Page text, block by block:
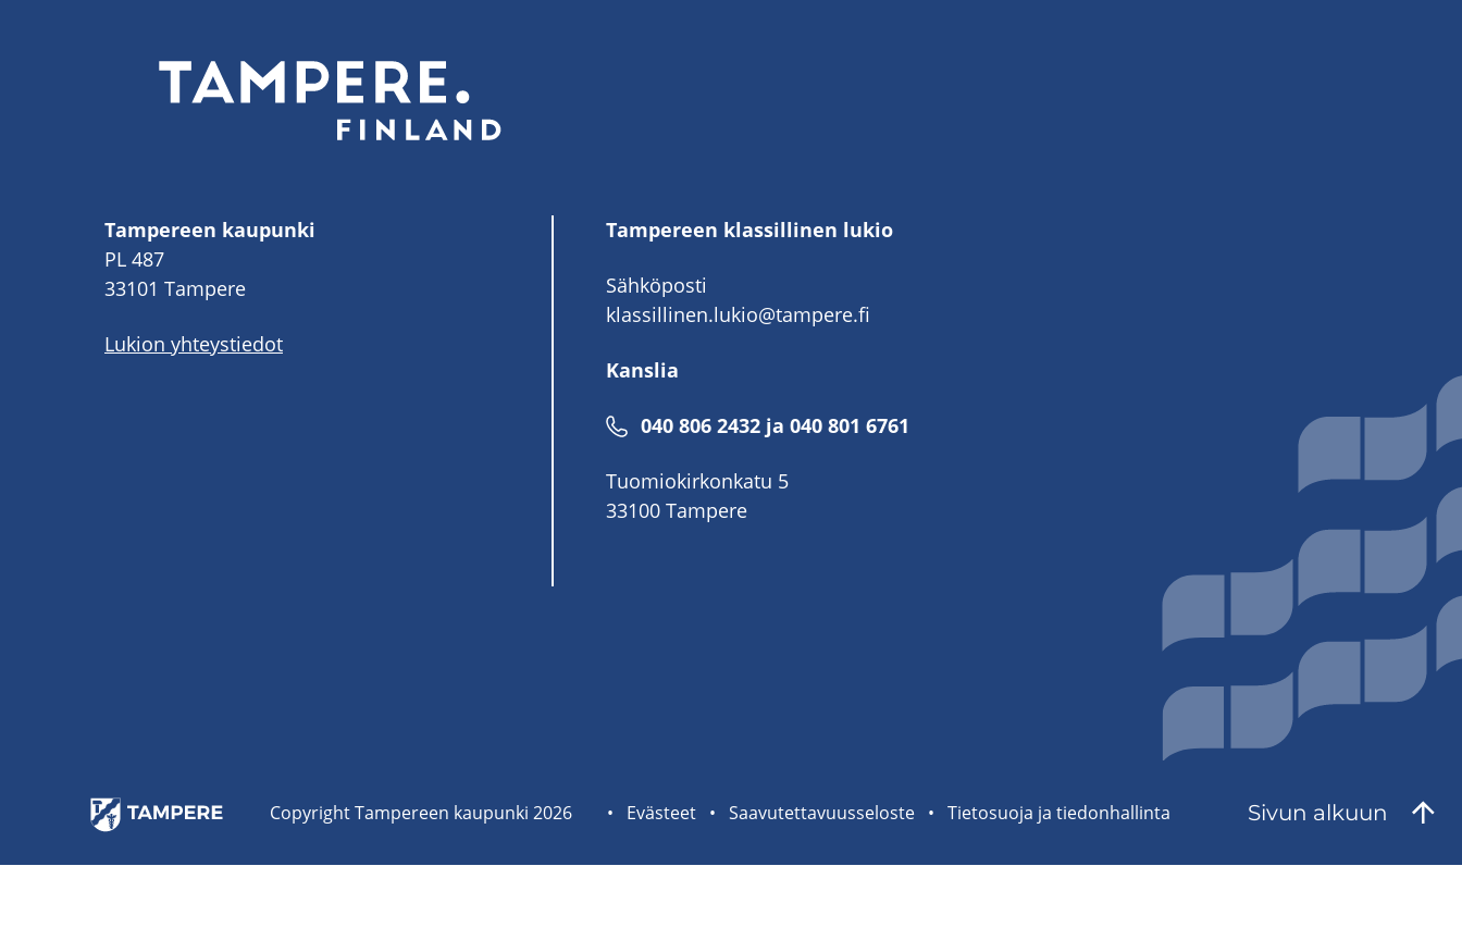
Tampereen kaupunki
PL 487
33101 Tampere
Lukion yhteystiedot
Tampereen klassillinen lukio
Sähköposti
klassillinen.lukio@tampere.fi
Kanslia
040 806 2432 ja 040 801 6761
Tuomiokirkonkatu 5
33100 Tampere
Co­py­right Tam­pe­reen kau­pun­ki 2026
Sivuston
Eväs­teet Saa­vu­tet­ta­vuus­se­los­te Tie­to­suo­ja ja tie­don­hal­lin­ta Sivun al­kuun